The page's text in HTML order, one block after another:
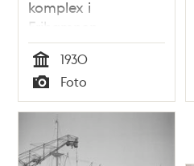
komplex i
Frihamnen,
lunchrummet
Tid
1930
Typ
Foto